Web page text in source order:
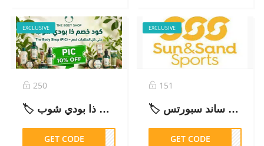
EXCLUSIVE
250
🏷️ كود خصم ذا بودي شوب The Body Shop (PIC) – خصم 10% على كل المنتجات – 2026
GET CODE
EXCLUSIVE
151
🏷️ كود خصم سن اند ساند سبورتس Sun & Sand Sports (MUN50) خصم 20% – 2026
GET CODEUN50